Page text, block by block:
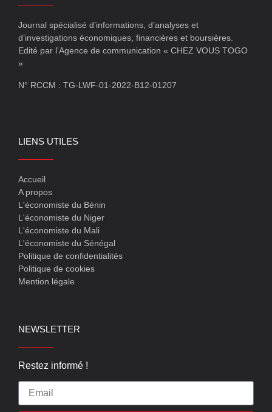
Journal spécialisé d’informations, d’analyses et
d’investigations économiques, financières et boursières.
Edité par l’Agence de communication « CHEZ VOUS TOGO
»
N° RCCM : TG-LWF-01-2022-B12-01207
LIENS UTILES
Accueil
A propos
L'économiste du Bénin
L'économiste du Niger
L'économiste du Mali
L'économiste du Sénégal
Politique de confidentialités
Politique de cookies
Mention légale
NEWSLETTER
Restez informé !